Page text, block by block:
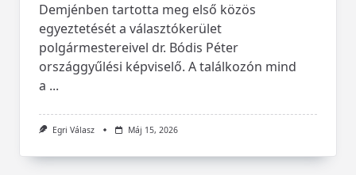
Demjénben tartotta meg első közös
egyeztetését a választókerület
polgármestereivel dr. Bódis Péter
országgyűlési képviselő. A találkozón mind
a ...
Egri Válasz Máj 15, 2026